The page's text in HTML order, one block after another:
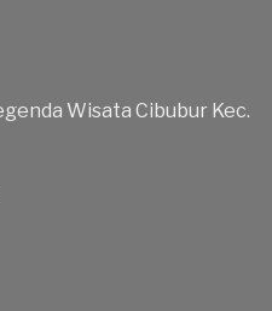
Wisata Cibubur Kec.